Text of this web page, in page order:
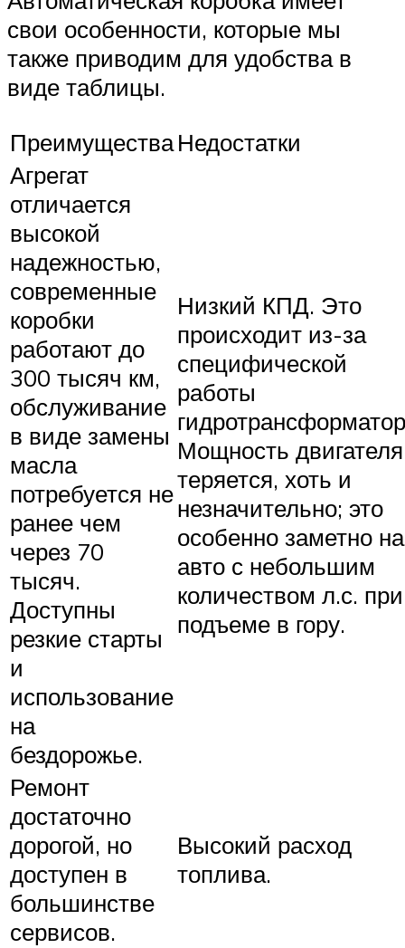
свои особенности, которые мы
также приводим для удобства в
виде таблицы.
ПреимуществаНедостатки
Агрегат
отличается
высокой
надежностью,
современные
коробки
работают до
300 тысяч км,
обслуживание
в виде замены
масла
потребуется не
ранее чем
через 70
тысяч.
Доступны
резкие старты
и
использование
на
бездорожье.
Низкий КПД. Это
происходит из-за
специфической
работы
Мощность двигателя
теряется, хоть и
незначительно; это
особенно заметно на
авто с небольшим
количеством л.с. при
подъеме в гору.
Ремонт
достаточно
дорогой, но
доступен в
большинстве
сервисов.
Высокий расход
топлива.